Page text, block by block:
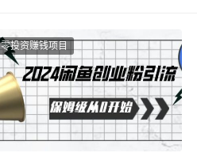
零投资赚钱项目